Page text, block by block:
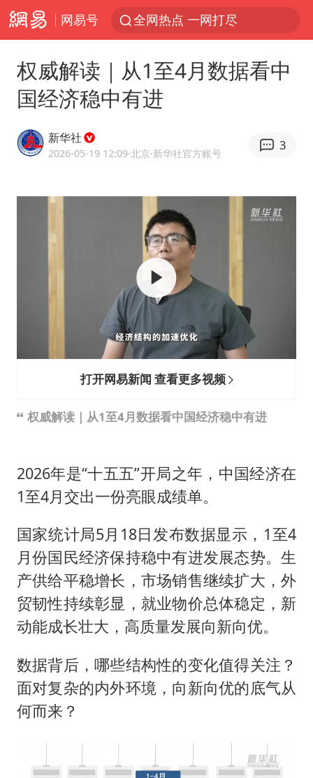
网易号 全网热点 一网打尽
权威解读｜从1至4月数据看中
国经济稳中有进
新华社
2026-05-19 12:09·北京·新华社官方账号
3
打开网易新闻 查看更多视频
权威解读｜从1至4月数据看中国经济稳中有进
2026年是“十五五”开局之年，中国经济在
1至4月交出一份亮眼成绩单。
国家统计局5月18日发布数据显示，1至4
月份国民经济保持稳中有进发展态势。生
产供给平稳增长，市场销售继续扩大，外
贸韧性持续彰显，就业物价总体稳定，新
动能成长壮大，高质量发展向新向优。
数据背后，哪些结构性的变化值得关注？
面对复杂的内外环境，向新向优的底气从
何而来？